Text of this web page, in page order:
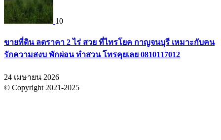
10
ขายที่ดิน ลดราคา 2 ไร่ สวย ที่ไทรโยค กาญจนบุรี เหมาะกับคน
รักความสงบ พักผ่อน ทำสวน โทรคุยเลย 0810117012
24 เมษายน 2026
© Copyright 2021-2025